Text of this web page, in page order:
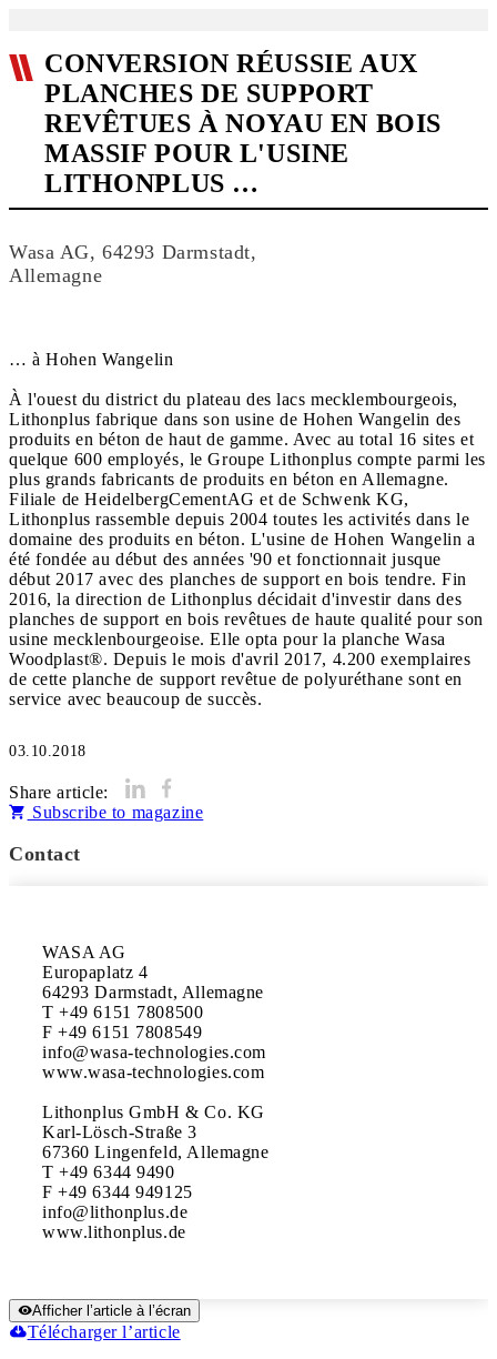
CONVERSION RÉUSSIE AUX
PLANCHES DE SUPPORT
REVÊTUES À NOYAU EN BOIS
MASSIF POUR L'USINE
LITHONPLUS …
Wasa AG, 64293 Darmstadt,
Allemagne
… à Hohen Wangelin
À l'ouest du district du plateau des lacs mecklembourgeois,
Lithonplus fabrique dans son usine de Hohen Wangelin des
produits en béton de haut de gamme. Avec au total 16 sites et
quelque 600 employés, le Groupe Lithonplus compte parmi les
plus grands fabricants de produits en béton en Allemagne.
Filiale de HeidelbergCementAG et de Schwenk KG,
Lithonplus rassemble depuis 2004 toutes les activités dans le
domaine des produits en béton. L'usine de Hohen Wangelin a
été fondée au début des années '90 et fonctionnait jusque
début 2017 avec des planches de support en bois tendre. Fin
2016, la direction de Lithonplus décidait d'investir dans des
planches de support en bois revêtues de haute qualité pour son
usine mecklenbourgeoise. Elle opta pour la planche Wasa
Woodplast®. Depuis le mois d'avril 2017, 4.200 exemplaires
de cette planche de support revêtue de polyuréthane sont en
service avec beaucoup de succès.
03.10.2018
Share article:
Subscribe to magazine
Contact
WASA AG
Europaplatz 4
64293 Darmstadt, Allemagne
T +49 6151 7808500
F +49 6151 7808549
info@wasa-technologies.com
www.wasa-technologies.com
Lithonplus GmbH & Co. KG
Karl-Lösch-Straße 3
67360 Lingenfeld, Allemagne
T +49 6344 9490
F +49 6344 949125
info@lithonplus.de
www.lithonplus.de
Afficher l’article à l’écran
Télécharger l’article